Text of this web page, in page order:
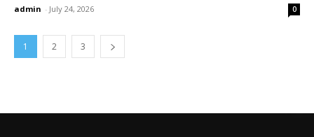
admin - July 24, 2026 0
1 2 3